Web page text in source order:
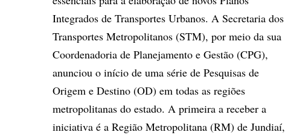
Integrados de Transportes Urbanos. A Secretaria dos
Transportes Metropolitanos (STM), por meio da sua
Coordenadoria de Planejamento e Gestão (CPG),
anunciou o início de uma série de Pesquisas de
Origem e Destino (OD) em todas as regiões
metropolitanas do estado. A primeira a receber a
iniciativa é a Região Metropolitana (RM) de Jundiaí,